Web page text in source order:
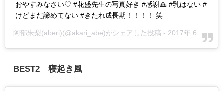
おやすみなさい♡ #花盛先生の写真好き #感謝🙏 #乳はない #
けどまだ諦めてない #きたれ成長期！！！！ 笑
阿部朱梨(aberi)(@akari_abe)がシェアした投稿 - 2017年 6月月18日午前6時20分PDT
BEST2 寝起き風